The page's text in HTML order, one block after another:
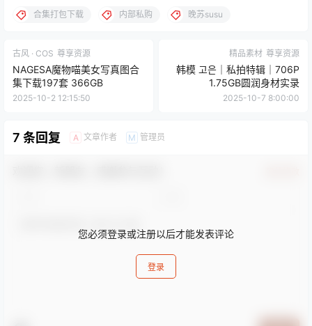
合集打包下载 内部私购 晚苏susu
古风 · COS 尊享资源
NAGESA魔物喵美女写真图合
集下载197套 366GB
2025-10-2 12:15:50
精品素材 尊享资源
韩模 고은｜私拍特辑｜706P
1.75GB圆润身材实录
2025-10-7 8:00:00
7 条回复 A 文章作者 M 管理员
您必须登录或注册以后才能发表评论
登录